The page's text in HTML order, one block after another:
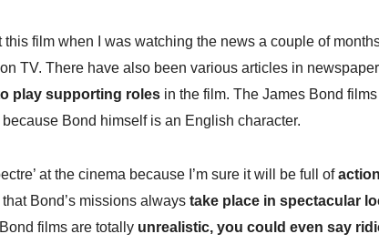
this film when I was watching the news a couple of
TV. There have also been various articles in
play supporting roles in the film. The James Bond
Bond himself is an English character.
at the cinema because I’m sure it will be full of
Bond’s missions always take place in spectacular
films are totally unrealistic, you could even say